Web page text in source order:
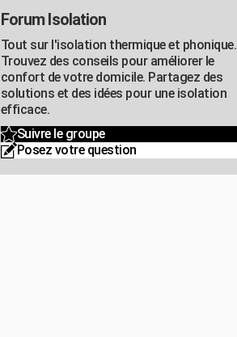
Forum Isolation
Tout sur l'isolation thermique et phonique.
Trouvez des conseils pour améliorer le
confort de votre domicile. Partagez des
solutions et des idées pour une isolation
efficace.
Suivre le groupe
Posez votre question